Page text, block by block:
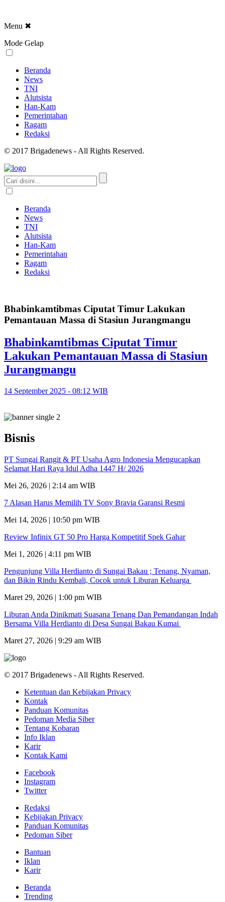
Menu ✖
Mode Gelap
Beranda
News
TNI
Alutsista
Han-Kam
Pemerintahan
Ragam
Redaksi
© 2017 Brigadenews - All Rights Reserved.
Beranda
News
TNI
Alutsista
Han-Kam
Pemerintahan
Ragam
Redaksi
Bhabinkamtibmas Ciputat Timur Lakukan
Pemantauan Massa di Stasiun Jurangmangu
Bhabinkamtibmas Ciputat Timur
Lakukan Pemantauan Massa di Stasiun
Jurangmangu
14 September 2025 - 08:12 WIB
Bisnis
PT Sungai Rangit & PT Usaha Agro Indonesia Mengucapkan
Selamat Hari Raya Idul Adha 1447 H/ 2026
Mei 26, 2026 | 2:14 am WIB
7 Alasan Harus Memilih TV Sony Bravia Garansi Resmi
Mei 14, 2026 | 10:50 pm WIB
Review Infinix GT 50 Pro Harga Kompetitif Spek Gahar
Mei 1, 2026 | 4:11 pm WIB
Pengunjung Villa Herdianto di Sungai Bakau ; Tenang, Nyaman,
dan Bikin Rindu Kembali, Cocok untuk Liburan Keluarga
Maret 29, 2026 | 1:00 pm WIB
Liburan Anda Dinikmati Suasana Tenang Dan Pemandangan Indah
Bersama Villa Herdianto di Desa Sungai Bakau Kumai
Maret 27, 2026 | 9:29 am WIB
© 2017 Brigadenews - All Rights Reserved.
Ketentuan dan Kebijakan Privacy
Kontak
Panduan Komunitas
Pedoman Media Siber
Tentang Kobaran
Info Iklan
Karir
Kontak Kami
Facebook
Instagram
Twitter
Redaksi
Kebijakan Privacy
Panduan Komunitas
Pedoman Siber
Bantuan
Iklan
Karir
Beranda
Trending